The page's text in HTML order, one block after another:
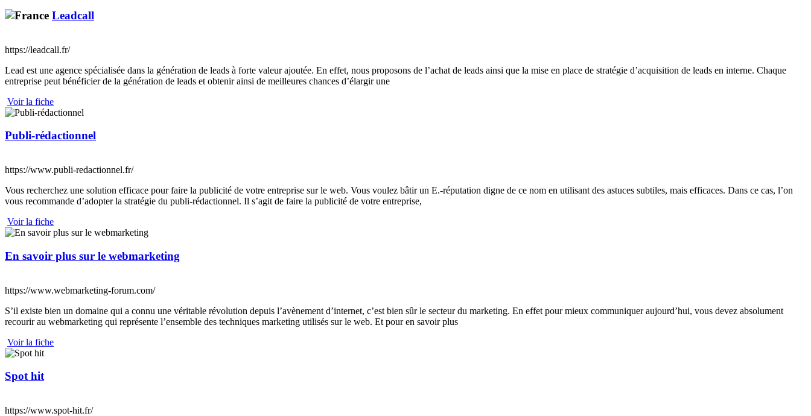
Leadcall
https://leadcall.fr/
Lead est une agence spécialisée dans la génération de leads à forte valeur ajoutée. En effet, nous proposons de l’achat de leads ainsi que la mise en place de stratégie d’acquisition de leads en interne. Chaque
entreprise peut bénéficier de la génération de leads et obtenir ainsi de meilleures chances d’élargir une
Voir la fiche
Publi-rédactionnel
https://www.publi-redactionnel.fr/
Vous recherchez une solution efficace pour faire la publicité de votre entreprise sur le web. Vous voulez bâtir un E.-réputation digne de ce nom en utilisant des astuces subtiles, mais efficaces. Dans ce cas, l’on
vous recommande d’adopter la stratégie du publi-rédactionnel. Il s’agit de faire la publicité de votre entreprise,
Voir la fiche
En savoir plus sur le webmarketing
https://www.webmarketing-forum.com/
S’il existe bien un domaine qui a connu une véritable révolution depuis l’avènement d’internet, c’est bien sûr le secteur du marketing. En effet pour mieux communiquer aujourd’hui, vous devez absolument
recourir au webmarketing qui représente l’ensemble des techniques marketing utilisés sur le web. Et pour en savoir plus
Voir la fiche
Spot hit
https://www.spot-hit.fr/